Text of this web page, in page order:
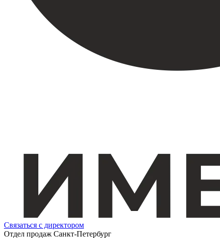
Связаться с директором
Отдел продаж Санкт-Петербург